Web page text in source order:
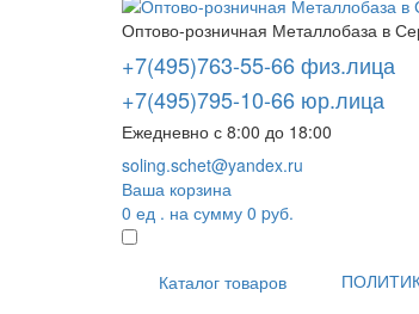
Оптово-розничная Металлобаза в
+7(495)763-55-66 физ.лица
+7(495)795-10-66 юр.лица
Ежедневно с 8:00 до 18:00
soling.schet@yandex.ru
Ваша корзина
0 ед . на сумму 0 pуб.
Каталог товаров